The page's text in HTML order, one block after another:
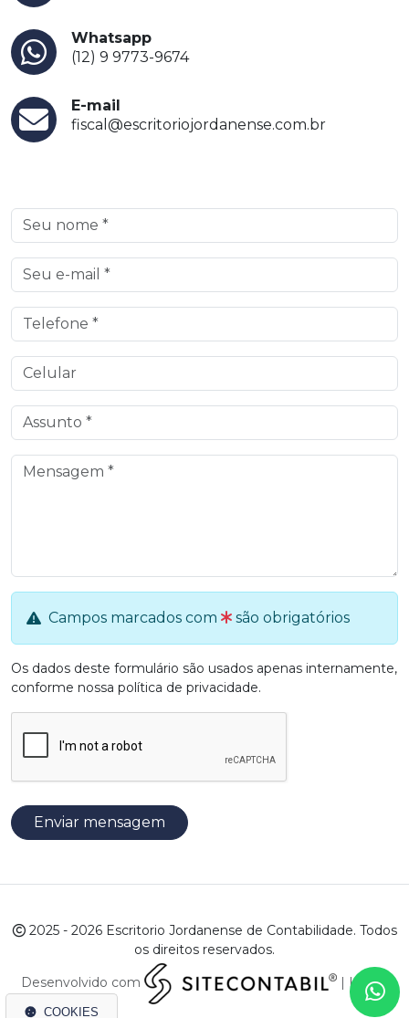
Whatsapp
(12) 9 9773-9674
E-mail
fiscal@escritoriojordanense.com.br
Campos marcados com são obrigatórios
Os dados deste formulário são usados apenas internamente,
conforme nossa política de privacidade.
Enviar mensagem
2025 - 2026 Escritorio Jordanense de Contabilidade. Todos
os direitos reservados.
Desenvolvido com LGPD
COOKIES